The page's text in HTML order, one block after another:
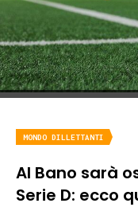
MONDO DILLETTANTI
Al Bano sarà
Serie D: ecco